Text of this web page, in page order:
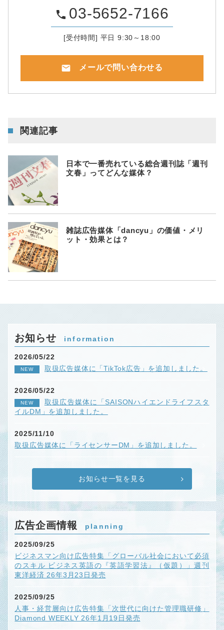
phone 03-5652-7166
[受付時間] 平日 9:30～18:00
mail メールで問い合わせる
関連記事
日本で一番売れている総合週刊誌「週刊
文春」ってどんな媒体？
雑誌広告媒体「dancyu」の価値・メリ
ット・効果とは？
お知らせ information
2026/05/22
NEW 取扱広告媒体に「TikTok広告」を追加しました。
2026/05/22
NEW
取扱広告媒体に「SAISONハイエンドライフスタ
イルDM」を追加しました。
2025/11/10
取扱広告媒体に「ライセンサーDM」を追加しました。
お知らせ一覧を見る
広告企画情報 planning
2025/09/25
ビジネスマン向け広告特集「グローバル社会において必須
のスキル ビジネス英語の『英語学習法』（仮題）」週刊
東洋経済 26年3月23日発売
2025/09/25
人事・経営層向け広告特集「次世代に向けた管理職研修」
Diamond WEEKLY 26年1月19日発売